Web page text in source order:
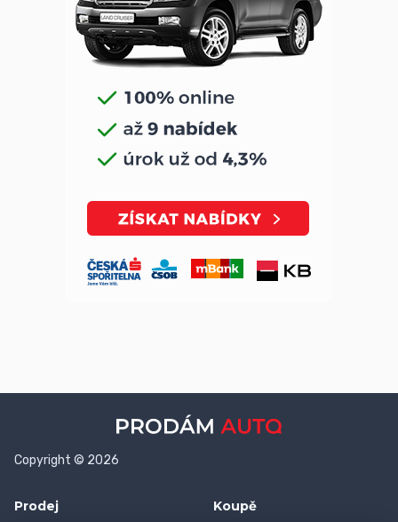
Copyright © 2026
Prodej Koupě